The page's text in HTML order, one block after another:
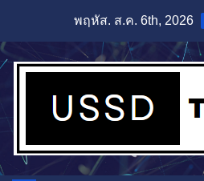
content
พฤหัส. ส.ค. 6th, 2026